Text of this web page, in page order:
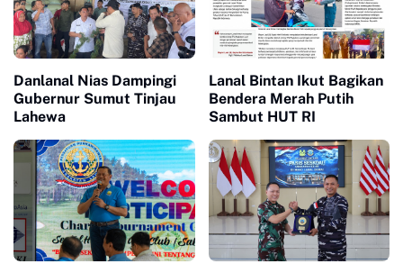
Danlanal Nias Dampingi
Gubernur Sumut Tinjau
Lahewa
Lanal Bintan Ikut Bagikan
Bendera Merah Putih
Sambut HUT RI